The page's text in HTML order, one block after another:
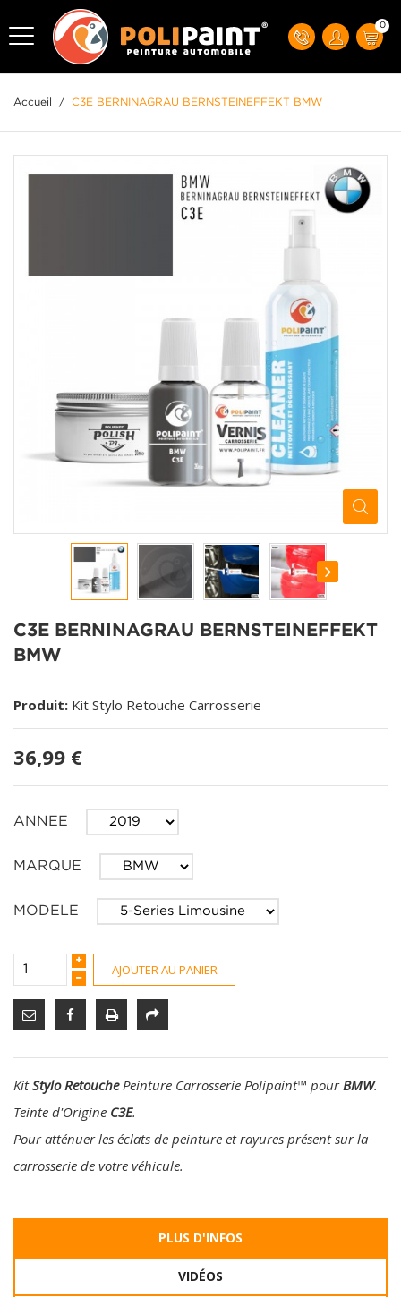
0
Accueil / C3E BERNINAGRAU BERNSTEINEFFEKT BMW
C3E BERNINAGRAU BERNSTEINEFFEKT
BMW
Produit: Kit Stylo Retouche Carrosserie
36,99 €
ANNEE
MARQUE
MODELE
AJOUTER AU PANIER
KitStylo RetouchePeinture Carrosserie Polipaint™ pourBMW.
Teinte d'Origine C3E.
Pour atténuer les éclats de peinture et rayures présent sur la
carrosserie de votre véhicule.
PLUS D'INFOS
VIDÉOS